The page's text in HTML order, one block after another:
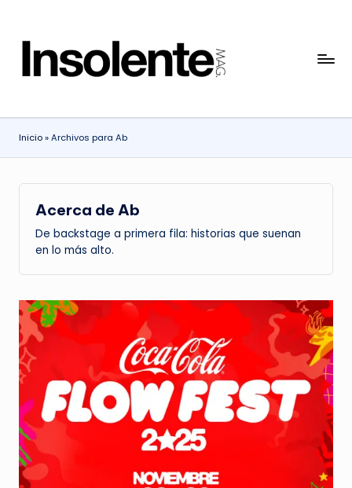
I
S
E
M
A
G
A
Z
I
N
Inicio»Archivos para Ab
Acerca de Ab
De backstage a primera fila: historias que suenan
en lo más alto.